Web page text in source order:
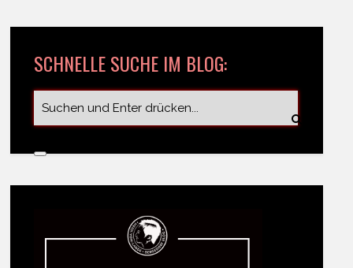
SCHNELLE SUCHE IM BLOG: